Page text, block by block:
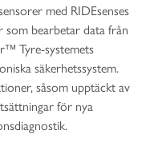
med RIDEsenses
som bearbetar data från
Tyre-systemets
säkerhetssystem.
såsom upptäckt av
för nya